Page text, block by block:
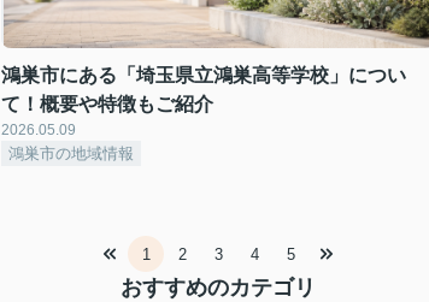
鴻巣市にある「埼玉県立鴻巣高等学校」につい
て！概要や特徴もご紹介
2026.05.09
鴻巣市の地域情報
1 2 3 4 5
おすすめのカテゴリ